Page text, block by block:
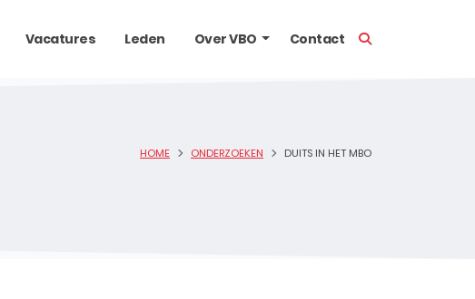
Vacatures Leden Over VBO Contact
HOME ONDERZOEKEN DUITS IN HET MBO